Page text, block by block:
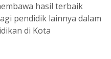
hasil terbaik
pendidik lainnya dalam
di Kota